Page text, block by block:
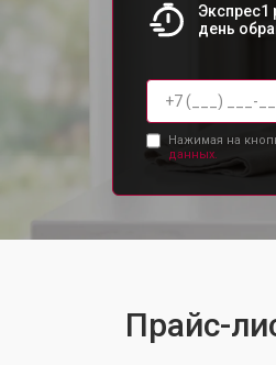
Экспрес1
день
Нажимая на
данных.
Прайс-